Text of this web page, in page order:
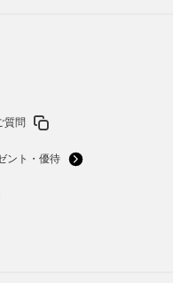
質問
ント・優待